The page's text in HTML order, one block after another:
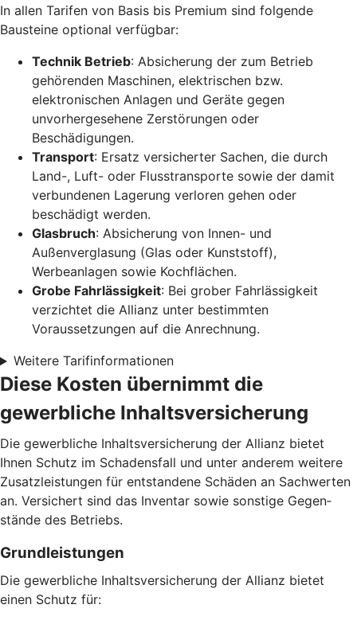
In allen Tarifen von Basis bis Premium sind folgende
Bausteine optional verfügbar:
Technik Betrieb: Absicherung der zum Betrieb
gehörenden Maschinen, elektrischen bzw.
elektronischen Anlagen und Geräte gegen
unvorhergesehene Zerstörungen oder
Beschädigungen.
Transport: Ersatz versicherter Sachen, die durch
Land-, Luft- oder Flusstransporte sowie der damit
verbundenen Lagerung verloren gehen oder
beschädigt werden.
Glasbruch: Absicherung von Innen- und
Außenverglasung (Glas oder Kunststoff),
Werbeanlagen sowie Kochflächen.
Grobe Fahrlässigkeit: Bei grober Fahrlässigkeit
verzichtet die Allianz unter bestimmten
Voraussetzungen auf die Anrechnung.
Weitere Tarifinformationen
Diese Kosten übernimmt die
gewerbliche Inhaltsversicherung
Die gewerbliche Inhalts­versicherung der Allianz bietet
Ihnen Schutz im Schadens­fall und unter anderem weitere
Zusatz­leistungen für entstandene Schäden an Sachwerten
an. Versichert sind das Inventar sowie sonstige Gegen­
stände des Betriebs.
Grund­leistungen
Die gewerbliche Inhaltsversicherung der Allianz bietet
einen Schutz für: